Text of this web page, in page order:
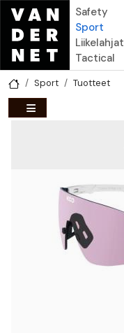
Hyppää pääsisältöön
Safety
Sport
Liikelahjat
Tactical
Sport Tuotteet